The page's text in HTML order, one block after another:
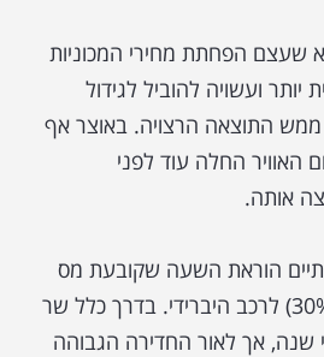
שעצם הפחתת מחירי המכוניות
ועשויה להוביל לגידול
ממש התוצאה הרצויה. באוצר אף
האוויר החלה עוד לפני
אותה.
להסתיים הוראת השעה שקובעת מס
קניה מופחת (בשיעור 30%) לרכב היברידי. בדרך כלל שר
שנה, אך לאור החדירה הגבוהה